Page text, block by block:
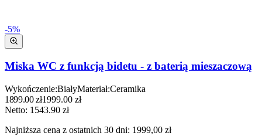
-5%
Miska WC z funkcją bidetu - z baterią mieszaczową
Wykończenie:BiałyMateriał:Ceramika
1899.00zł1999.00zł
Netto: 1543.90 zł
Najniższa cena z ostatnich 30 dni: 1999,00 zł